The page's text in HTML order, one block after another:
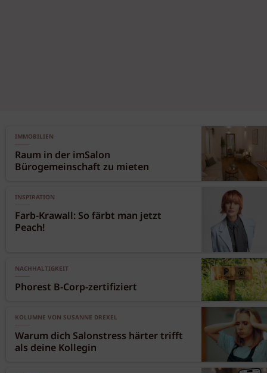
IMMOBILIEN
Raum in der imSalon
Bürogemeinschaft zu mieten
INSPIRATION
Farb-Krawall: So färbt man jetzt
Peach!
NACHHALTIGKEIT
Phorest B-Corp-zertifiziert
KOLUMNE VON SUSANNE DREXEL
Warum dich Salonstress härter trifft
als deine Kollegin